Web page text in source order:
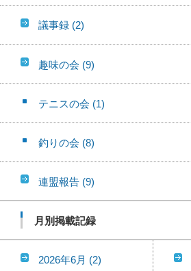
議事録 (2)
趣味の会 (9)
テニスの会 (1)
釣りの会 (8)
連盟報告 (9)
月別掲載記録
2026年6月 (2)